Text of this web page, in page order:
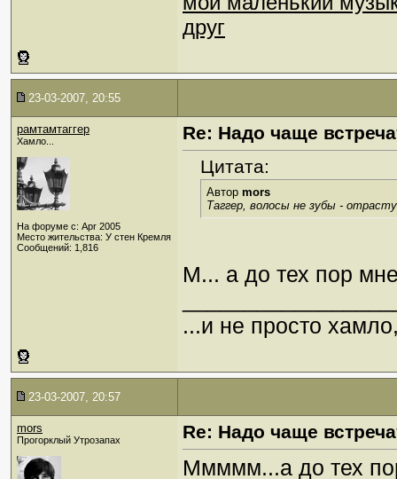
друг
23-03-2007, 20:55
рамтамтаггер
Хамло...
На форуме с: Apr 2005
Место жительства: У стен Кремля
Сообщений: 1,816
Re: Надо чаще
Цитата:
Автор mors
Таггер, волосы не зубы -
М... а до тех пор
...и не просто
23-03-2007, 20:57
mors
Прогорклый Утрозапах Re: Надо чаще
Ммммм...а до тех